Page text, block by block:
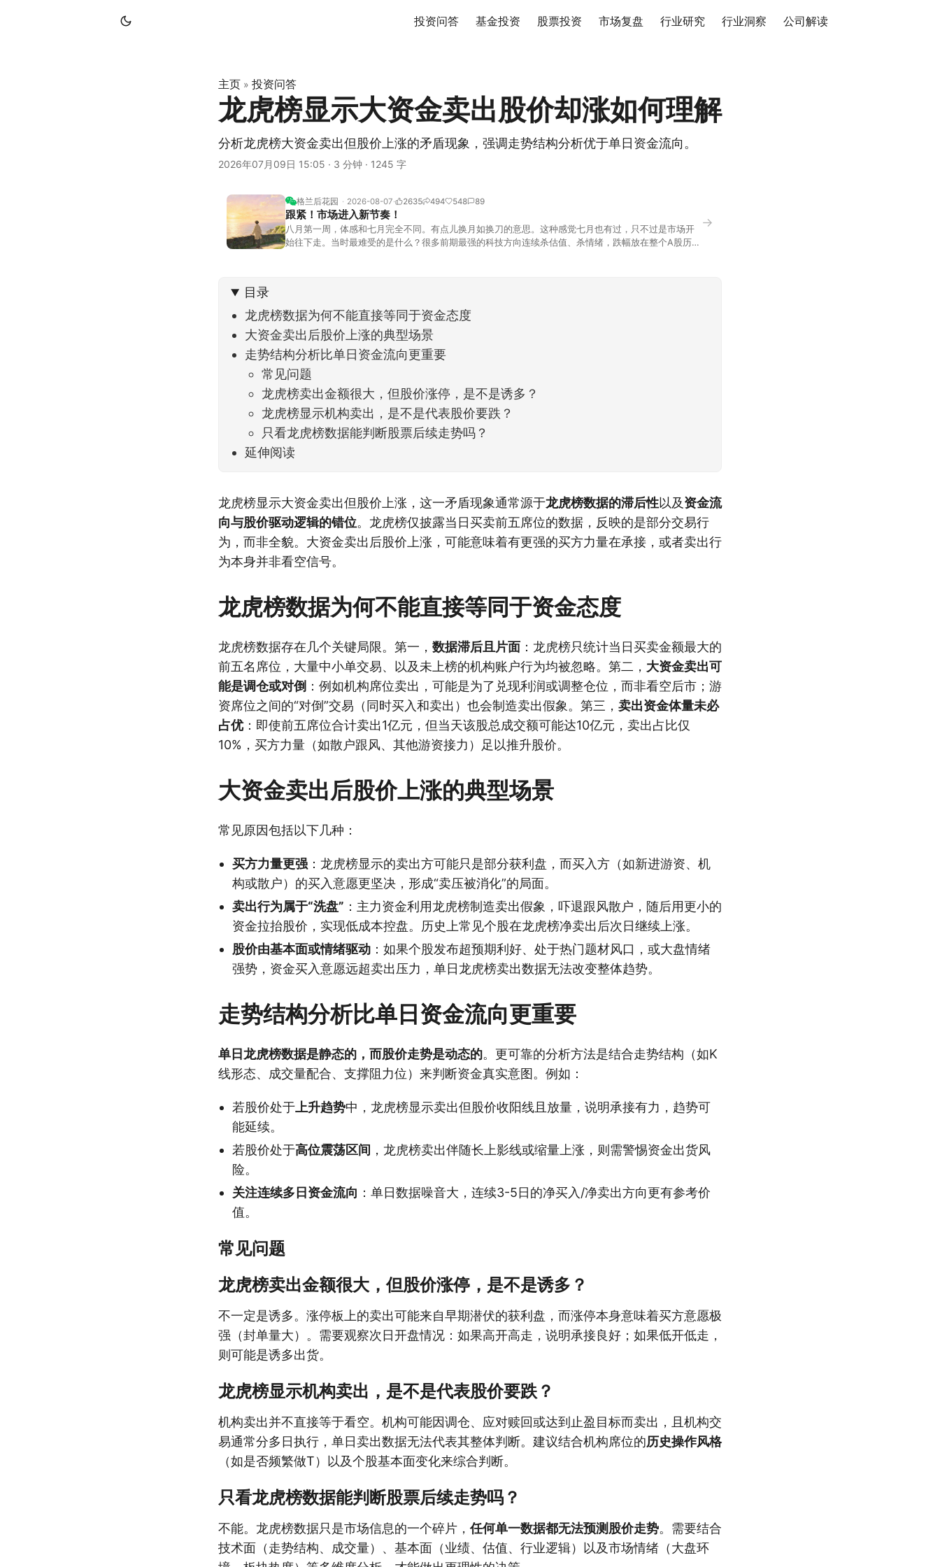
投资问答 基金投资 股票投资 市场复盘 行业研究 行业洞察 公司解读
主页 » 投资问答
龙虎榜显示大资金卖出股价却涨如何理解
分析龙虎榜大资金卖出但股价上涨的矛盾现象，强调走势结构分析优于单日资金流向。
2026年07月09日 15:05 · 3 分钟 · 1245 字
格兰后花园 2026-08-07 2635 494 548 89
跟紧！市场进入新节奏！
八月第一周，体感和七月完全不同。有点儿换月如换刀的意思。这种感觉七月也有过，只不过是市场开
始往下走。当时最难受的是什么？很多前期最强的科技方向连续杀估值、杀情绪，跌幅放在整个A股历史
→
目录
龙虎榜数据为何不能直接等同于资金态度
大资金卖出后股价上涨的典型场景
走势结构分析比单日资金流向更重要
常见问题
龙虎榜卖出金额很大，但股价涨停，是不是诱多？
龙虎榜显示机构卖出，是不是代表股价要跌？
只看龙虎榜数据能判断股票后续走势吗？
延伸阅读
龙虎榜显示大资金卖出但股价上涨，这一矛盾现象通常源于龙虎榜数据的滞后性以及资金流
向与股价驱动逻辑的错位。龙虎榜仅披露当日买卖前五席位的数据，反映的是部分交易行
为，而非全貌。大资金卖出后股价上涨，可能意味着有更强的买方力量在承接，或者卖出行
为本身并非看空信号。
龙虎榜数据为何不能直接等同于资金态度
龙虎榜数据存在几个关键局限。第一， 数据滞后且片面 ：龙虎榜只统计当日买卖金额最大的
前五名席位，大量中小单交易、以及未上榜的机构账户行为均被忽略。第二， 大资金卖出可
能是调仓或对倒 ：例如机构席位卖出，可能是为了兑现利润或调整仓位，而非看空后市；游
资席位之间的“对倒”交易（同时买入和卖出）也会制造卖出假象。第三， 卖出资金体量未必
占优：即使前五席位合计卖出1亿元，但当天该股总成交额可能达10亿元，卖出占比仅
10%，买方力量（如散户跟风、其他游资接力）足以推升股价。
大资金卖出后股价上涨的典型场景
常见原因包括以下几种：
买方力量更强 ：龙虎榜显示的卖出方可能只是部分获利盘，而买入方（如新进游资、机
构或散户）的买入意愿更坚决，形成“卖压被消化”的局面。
卖出行为属于“洗盘” ：主力资金利用龙虎榜制造卖出假象，吓退跟风散户，随后用更小的
资金拉抬股价，实现低成本控盘。历史上常见个股在龙虎榜净卖出后次日继续上涨。
股价由基本面或情绪驱动 ：如果个股发布超预期利好、处于热门题材风口，或大盘情绪
强势，资金买入意愿远超卖出压力，单日龙虎榜卖出数据无法改变整体趋势。
走势结构分析比单日资金流向更重要
单日龙虎榜数据是静态的，而股价走势是动态的。更可靠的分析方法是结合走势结构（如K
线形态、成交量配合、支撑阻力位）来判断资金真实意图。例如：
若股价处于 上升趋势中，龙虎榜显示卖出但股价收阳线且放量，说明承接有力，趋势可
能延续。
若股价处于高位震荡区间 ，龙虎榜卖出伴随长上影线或缩量上涨，则需警惕资金出货风
险。
关注连续多日资金流向 ：单日数据噪音大，连续3-5日的净买入/净卖出方向更有参考价
值。
常见问题
龙虎榜卖出金额很大，但股价涨停，是不是诱多？
不一定是诱多。涨停板上的卖出可能来自早期潜伏的获利盘，而涨停本身意味着买方意愿极
强（封单量大）。需要观察次日开盘情况：如果高开高走，说明承接良好；如果低开低走，
则可能是诱多出货。
龙虎榜显示机构卖出，是不是代表股价要跌？
机构卖出并不直接等于看空。机构可能因调仓、应对赎回或达到止盈目标而卖出，且机构交
易通常分多日执行，单日卖出数据无法代表其整体判断。建议结合机构席位的历史操作风格
（如是否频繁做T）以及个股基本面变化来综合判断。
只看龙虎榜数据能判断股票后续走势吗？
不能。龙虎榜数据只是市场信息的一个碎片，任何单一数据都无法预测股价走势。需要结合
技术面（走势结构、成交量）、基本面（业绩、估值、行业逻辑）以及市场情绪（大盘环